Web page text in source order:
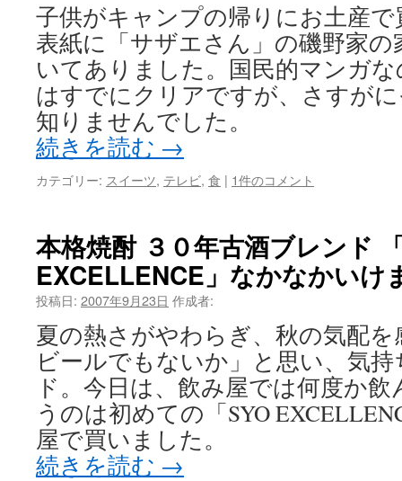
子供がキャンプの帰りにお土産
表紙に「サザエさん」の磯野家
いてありました。国民的マンガ
はすでにクリアですが、さすが
知りませんでした。
続きを読む →
カテゴリー: スイーツ, テレビ, 食 | 1件のコメント
本格焼酎 ３０年古酒ブレンド
EXCELLENCE」なかなかいけ
投稿日: 2007年9月23日 作成者:
夏の熱さがやわらぎ、秋の気配
ビールでもないか」と思い、気
ド。今日は、飲み屋では何度か
うのは初めての「SYO
屋で買いました。
続きを読む →